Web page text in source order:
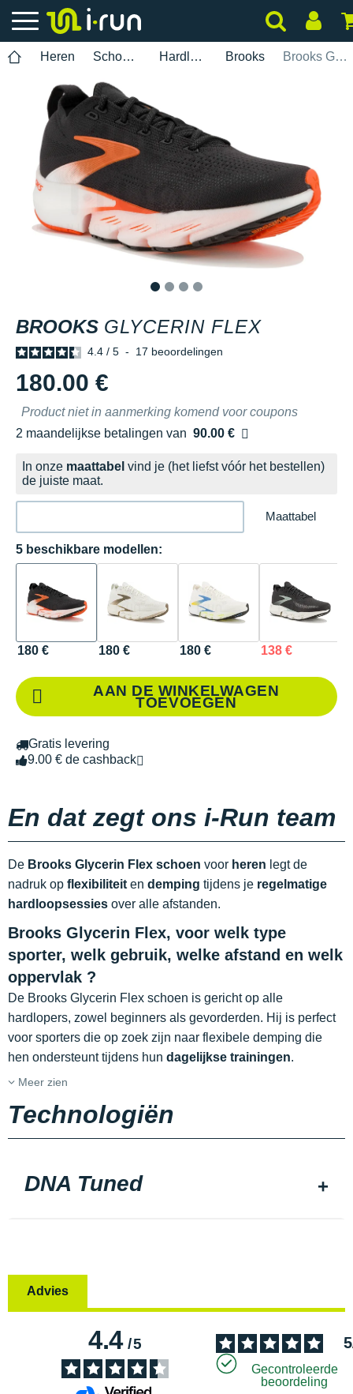
Heren Schoenen Hardlopen Brooks Brooks Glycerin Flex
BROOKS GLYCERIN FLEX
4.4 / 5 - 17 beoordelingen
180.00 €
Product niet in aanmerking komend voor coupons
2 maandelijkse betalingen van 90.00 €
zonder kosten
In onze maattabel vind je (het liefst vóór het bestellen)
de juiste maat.
Maattabel
5 beschikbare modellen:
180 € 180 € 180 € 138 €
AAN DE WINKELWAGEN
TOEVOEGEN
Gratis levering
9.00 € de cashback
En dat zegt ons i-Run team
De Brooks Glycerin Flex schoen voor heren legt de
nadruk op flexibiliteit en demping tijdens je regelmatige
hardloopsessies over alle afstanden.
Brooks Glycerin Flex, voor welk type
sporter, welk gebruik, welke afstand en welk
oppervlak ?
De Brooks Glycerin Flex schoen is gericht op alle
hardlopers, zowel beginners als gevorderden. Hij is perfect
voor sporters die op zoek zijn naar flexibele demping die
hen ondersteunt tijdens hun dagelijkse trainingen.
Meer zien
Technologiën
DNA Tuned
Advies
4.4/5 5
Gecontroleerde
beoordeling